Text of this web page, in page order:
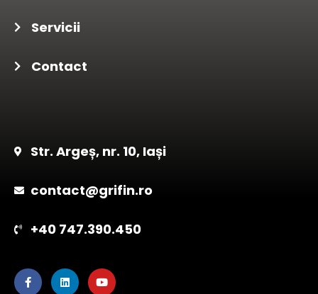
Servicii
Contact
Str. Argeș, nr. 10, Iași
contact@grifin.ro
+40 747.390.450
F
a
L
i
Y
o